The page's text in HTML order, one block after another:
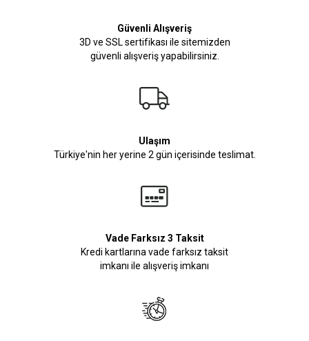
Güvenli Alışveriş
3D ve SSL sertifikası ile sitemizden
güvenli alışveriş yapabilirsiniz.
Ulaşım
Türkiye'nin her yerine 2 gün içerisinde teslimat.
Vade Farksız 3 Taksit
Kredi kartlarına vade farksız taksit
imkanı ile alışveriş imkanı